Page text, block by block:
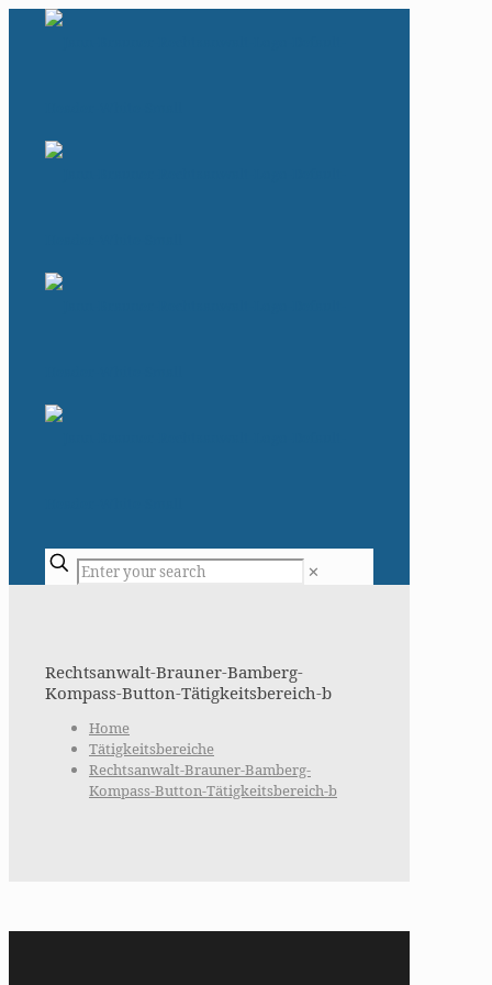
✕
Rechtsanwalt-Brauner-Bamberg-
Kompass-Button-Tätigkeitsbereich-b
Home
Tätigkeitsbereiche
Rechtsanwalt-Brauner-Bamberg-
Kompass-Button-Tätigkeitsbereich-b